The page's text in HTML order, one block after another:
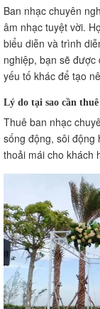
Ban nhạc chuyên
âm nhạc tuyệt vời.
biểu diễn và trình
nghiệp, bạn sẽ
yếu tố khác để tạo
Lý do tại sao cần
Thuê ban nhạc
sống động, sôi động
thoải mái cho khách